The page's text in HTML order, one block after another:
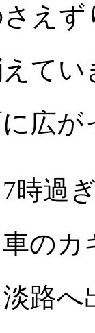
さえ
えて
広が
時過
のカ
路へ